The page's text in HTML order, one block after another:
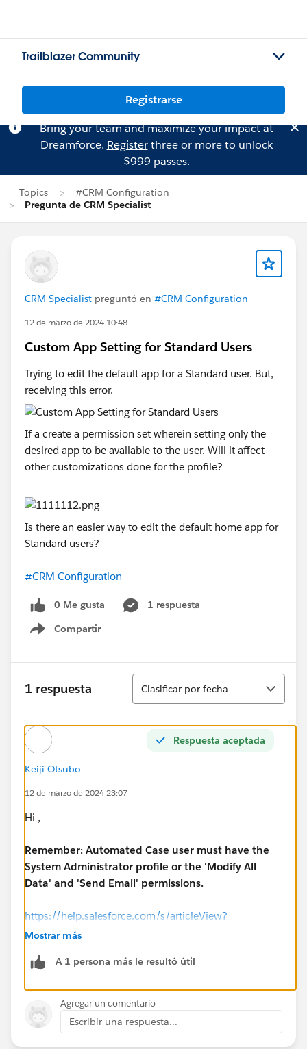
Trailblazer Community
Registrarse
Bring your team and maximize your impact at
Dreamforce. Registerthree or more to unlock
$999 passes.
Topics
#CRM Configuration
Pregunta de CRM Specialist
CRM Specialist preguntó en #CRM Configuration
12 de marzo de 2024 10:48
Custom App Setting for Standard Users
Trying to edit the default app for a Standard user. But,
receiving this error.
If a create a permission set wherein setting only the
desired app to be available to the user. Will it affect
other customizations done for the profile?
Is there an easier way to edit the default home app for
Standard users?
#CRM Configuration
0 Me gusta
1 respuesta
Compartir
Show menu
1 respuesta
Ordenar
Clasificar por fecha
Respuesta aceptada
Keiji Otsubo
12 de marzo de 2024 23:07
Hi ,
Remember: Automated Case user must have the
System Administrator profile or the 'Modify All
Data' and 'Send Email' permissions.
https://help.salesforce.com/s/articleView?
id=000385420&type=1
Mostrar más
A 1 persona más le resultó útil
Agregar un comentario
Escribir una respuesta...